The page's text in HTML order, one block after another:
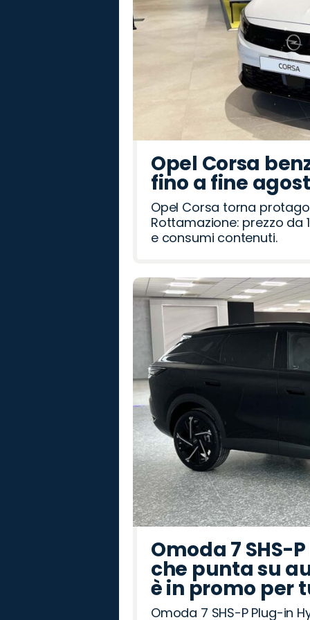
Opel Corsa
fino a fine
Opel Corsa torna
Rottamazione: prezzo da
e consumi contenuti.
Omoda 7 SHS-
che punta su
è in promo per
Omoda 7 SHS-P Plug-in